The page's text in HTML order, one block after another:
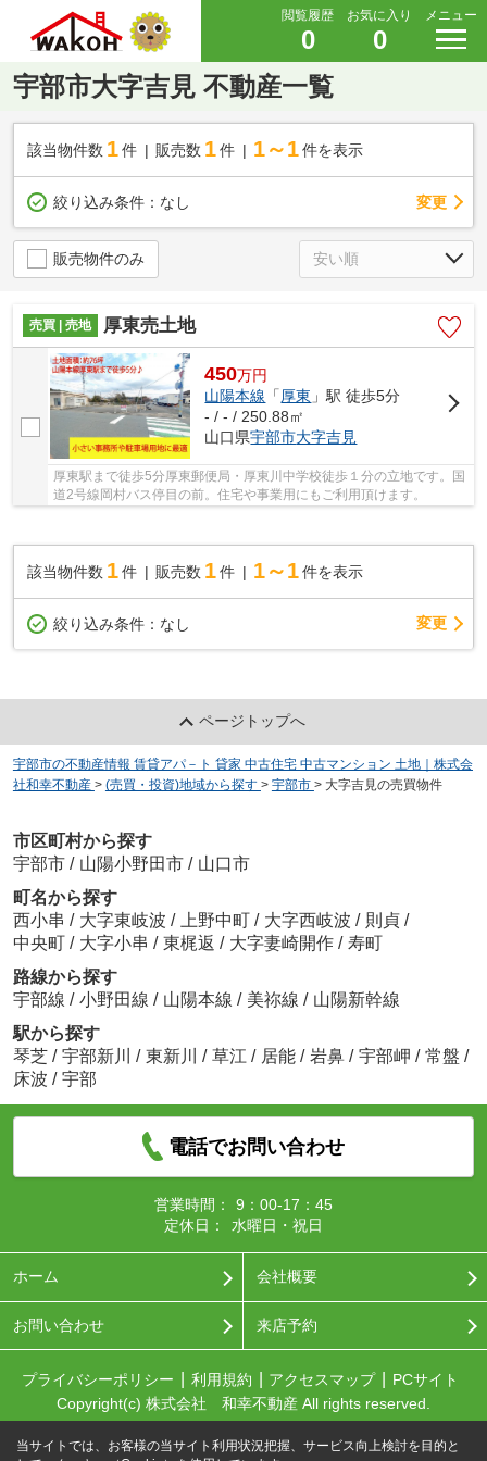
閲覧履歴
0
お気に入り
0
メニュー
宇部市大字吉見 不動産一覧
該当物件数 1件 販売数 1 件 1～1 件を表示
絞り込み条件： なし 変更
販売物件のみ
売買 | 売地 厚東売土地
450万円
山陽本線 「厚東 」駅 徒歩5分
- / - / 250.88㎡
山口県宇部市大字吉見
厚東駅まで徒歩5分厚東郵便局・厚東川中学校徒歩１分の立地です。国
道2号線岡村バス停目の前。住宅や事業用にもご利用頂けます。
該当物件数 1件 販売数 1 件 1～1 件を表示
絞り込み条件： なし 変更
ページトップへ
宇部市の不動産情報 賃貸アパ－ト 貸家 中古住宅 中古マンション 土地｜株式会
社和幸不動産 > (売買・投資)地域から探す > 宇部市 > 大字吉見の売買物件
市区町村から探す
宇部市 / 山陽小野田市 / 山口市
町名から探す
西小串 / 大字東岐波 / 上野中町 / 大字西岐波 / 則貞 /
中央町 / 大字小串 / 東梶返 / 大字妻崎開作 / 寿町
路線から探す
宇部線 / 小野田線 / 山陽本線 / 美祢線 / 山陽新幹線
駅から探す
琴芝 / 宇部新川 / 東新川 / 草江 / 居能 / 岩鼻 / 宇部岬 / 常盤 /
床波 / 宇部
電話でお問い合わせ
営業時間：
9：00-17：45
定休日：
水曜日・祝日
ホーム 会社概要
お問い合わせ 来店予約
プライバシーポリシー 利用規約 アクセスマップ
PCサイト
Copyright(c) 株式会社 和幸不動産 All rights reserved.
当サイトでは、お客様の当サイト利用状況把握、サービス向上検討を目的と